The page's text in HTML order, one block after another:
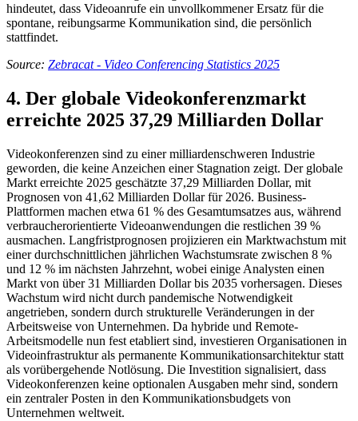
hindeutet, dass Videoanrufe ein unvollkommener Ersatz für die
spontane, reibungsarme Kommunikation sind, die persönlich
stattfindet.
Source: Zebracat - Video Conferencing Statistics 2025
4. Der globale Videokonferenzmarkt
erreichte 2025 37,29 Milliarden Dollar
Videokonferenzen sind zu einer milliardenschweren Industrie
geworden, die keine Anzeichen einer Stagnation zeigt. Der globale
Markt erreichte 2025 geschätzte 37,29 Milliarden Dollar, mit
Prognosen von 41,62 Milliarden Dollar für 2026. Business-
Plattformen machen etwa 61 % des Gesamtumsatzes aus, während
verbraucherorientierte Videoanwendungen die restlichen 39 %
ausmachen. Langfristprognosen projizieren ein Marktwachstum mit
einer durchschnittlichen jährlichen Wachstumsrate zwischen 8 %
und 12 % im nächsten Jahrzehnt, wobei einige Analysten einen
Markt von über 31 Milliarden Dollar bis 2035 vorhersagen. Dieses
Wachstum wird nicht durch pandemische Notwendigkeit
angetrieben, sondern durch strukturelle Veränderungen in der
Arbeitsweise von Unternehmen. Da hybride und Remote-
Arbeitsmodelle nun fest etabliert sind, investieren Organisationen in
Videoinfrastruktur als permanente Kommunikationsarchitektur statt
als vorübergehende Notlösung. Die Investition signalisiert, dass
Videokonferenzen keine optionalen Ausgaben mehr sind, sondern
ein zentraler Posten in den Kommunikationsbudgets von
Unternehmen weltweit.